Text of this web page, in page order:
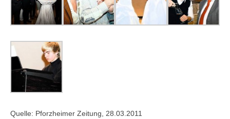
Quelle: Pforzheimer Zeitung, 28.03.2011